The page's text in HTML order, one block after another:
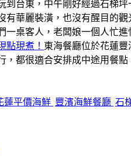
到台東，中午剛好經過石梯
有華麗裝潢，也沒有醒目的
桌客人，老闆娘一個人忙
點現煮！ 東海餐廳位於花蓮
，都很適合安排成中途用餐點
蓮平價海鮮 豐濱海鮮餐廳 石